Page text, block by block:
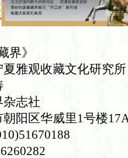
界》
夏雅观收藏文化研究所
杂志社
朝阳区华威里1号楼